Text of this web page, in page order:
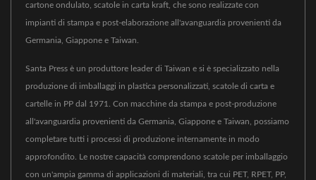
cartone ondulato, scatole in carta kraft, che sono realizzate con
impianti di stampa e post-elaborazione all'avanguardia provenienti da
Germania, Giappone e Taiwan.
Santa Press è un produttore leader di Taiwan e si è specializzato nella
produzione di imballaggi in plastica personalizzati, scatole di carta e
cartelle in PP dal 1971. Con macchine da stampa e post-produzione
all'avanguardia provenienti da Germania, Giappone e Taiwan, possiamo
completare tutti i processi di produzione internamente in modo
approfondito. Le nostre capacità comprendono scatole per imballaggio
con un'ampia gamma di applicazioni di materiali, tra cui PET, RPET, PP,